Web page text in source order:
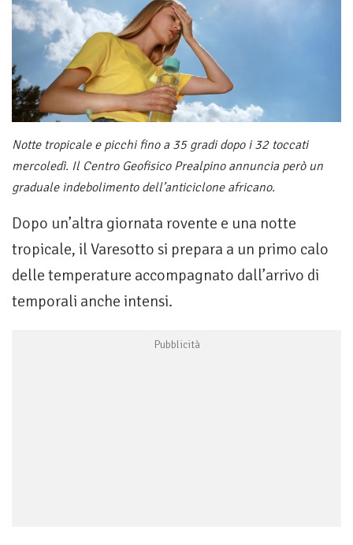
Notte tropicale e picchi fino a 35 gradi dopo i 32 toccati
mercoledì. Il Centro Geofisico Prealpino annuncia però un
graduale indebolimento dell’anticiclone africano.
Dopo un’altra giornata rovente e una notte
tropicale, il Varesotto si prepara a un primo calo
delle temperature accompagnato dall’arrivo di
temporali anche intensi.